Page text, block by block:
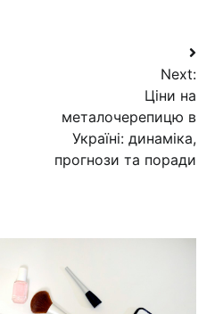
Next:
Ціни на
металочерепицю в
Україні: динаміка,
прогнози та поради